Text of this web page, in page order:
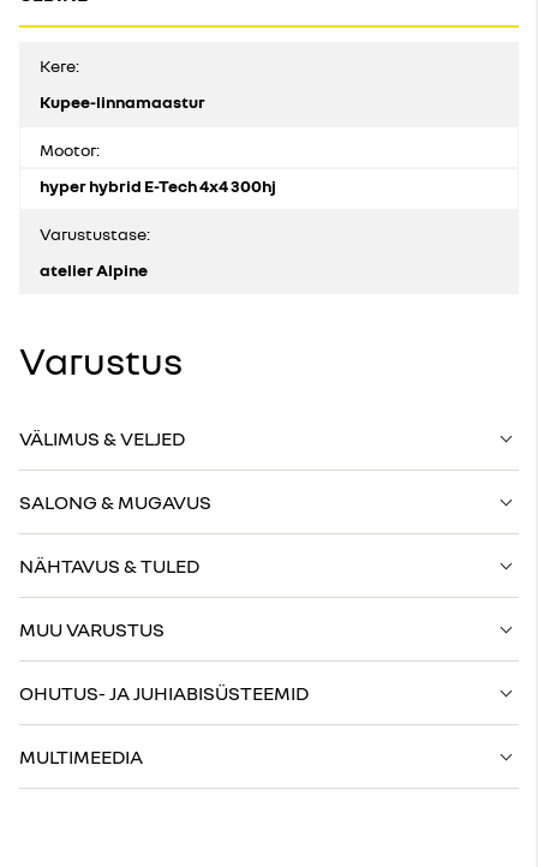
Kere:
Kupee-linnamaastur
Mootor:
hyper hybrid E-Tech 4x4 300hj
Varustustase:
atelier Alpine
Varustus
VÄLIMUS & VELJED
SALONG & MUGAVUS
NÄHTAVUS & TULED
MUU VARUSTUS
OHUTUS- JA JUHIABISÜSTEEMID
MULTIMEEDIA